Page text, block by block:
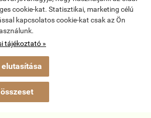
cookie-kat. Statisztikai, marketing célú
kapcsolatos cookie-kat csak az Ön
tájékoztató »
Gábor EV-ÁSZF
készítés